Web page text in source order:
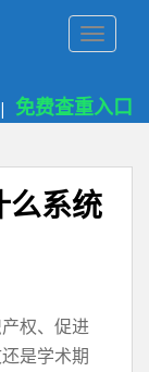
| 免费查重入口
么系统
权、促进
是学术期